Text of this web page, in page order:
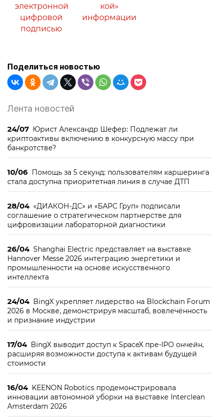
электронной
цифровой
подписью
кой»
информации
Поделиться новостью
Лента новостей
24/07 Юрист Александр Шефер: Подлежат ли
криптоактивы включению в конкурсную массу при
банкротстве?
10/06 Помощь за 5 секунд: пользователям каршеринга
стала доступна приоритетная линия в случае ДТП
28/04 «ДИАКОН-ДС» и «БАРС Груп» подписали
соглашение о стратегическом партнерстве для
цифровизации лабораторной диагностики
26/04 Shanghai Electric представляет на выставке
Hannover Messe 2026 интеграцию энергетики и
промышленности на основе искусственного
интеллекта
24/04 BingX укрепляет лидерство на Blockchain Forum
2026 в Москве, демонстрируя масштаб, вовлечённость
и признание индустрии
17/04 BingX выводит доступ к SpaceX пре-IPO ончейн,
расширяя возможности доступа к активам будущей
стоимости
16/04 KEENON Robotics продемонстрировала
инновации автономной уборки на выставке Interclean
Amsterdam 2026